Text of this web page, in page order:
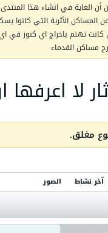
أن الغاية في انشاء هذا
عن المساكن الأثرية التي
كانت تهتم باخراج اي كنوز في
مساكن القدماء
لا اعرفها
مغلق.
آخر نشاط الصور